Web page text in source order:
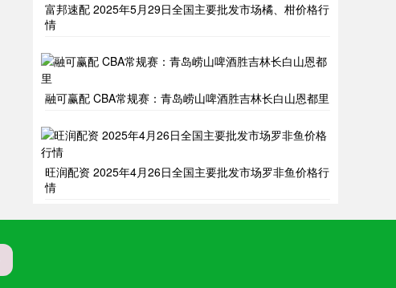
富邦速配 2025年5月29日全国主要批发市场橘、柑价格行
情
融可赢配 CBA常规赛：青岛崂山啤酒胜吉林长白山恩都里
旺润配资 2025年4月26日全国主要批发市场罗非鱼价格行
情